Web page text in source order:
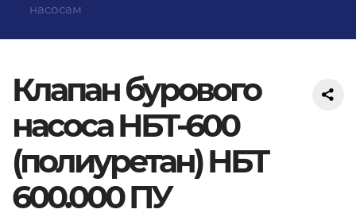
насосам
Клапан бурового
насоса НБТ-600
(полиуретан) НБТ
600.000 ПУ